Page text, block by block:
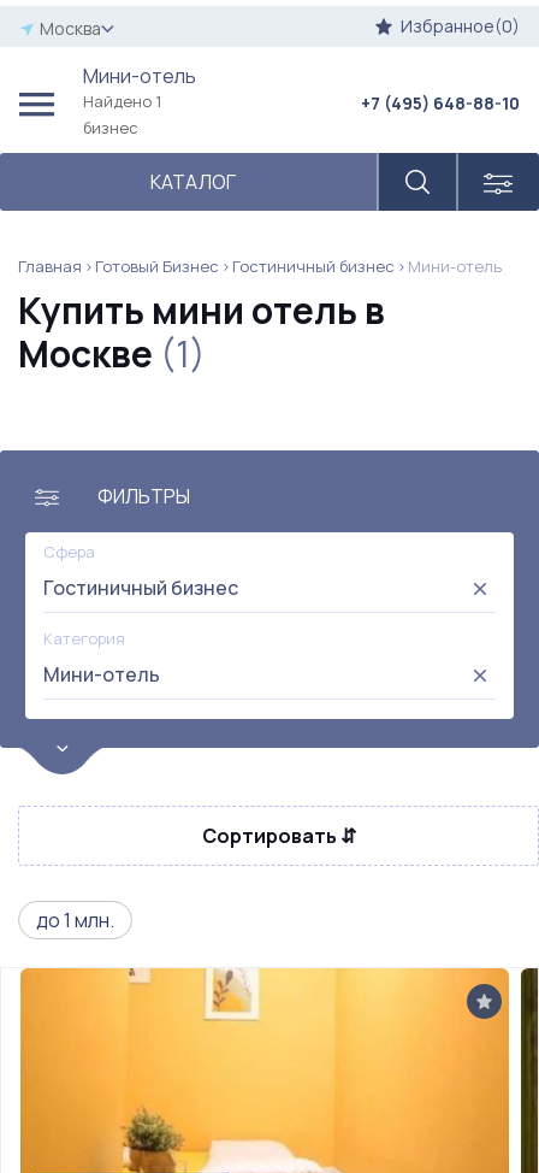
Москва Избранное(0)
Мини-отель
Найдено 1
бизнес
КАТАЛОГ
+7 (495) 648-88-10
Главная Готовый Бизнес Гостиничный бизнес Мини-отель
Купить мини отель в
Москве (1)
ФИЛЬТРЫ
Сфера
Гостиничный бизнес
Категория
Мини-отель
Цена
от:
до:
Прибыль
Метро
Сортировать ⇵
до 1 млн.